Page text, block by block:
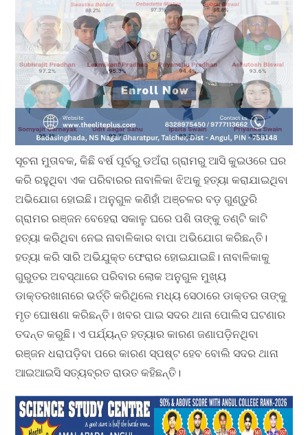
ସୂଚନା ମୁତାବକ, କିଛି ବର୍ଷ ପୂର୍ବରୁ ଡଅଁରା ଗ୍ରାମରୁ ଆସି କୁଇଓରେ ଘର
କରି ରହୁଥିବା ଏକ ପରିବାରର ନାବାଳିକା ଝିଅକୁ ହତ୍ୟା କରାଯାଇଥିବା
ଅଭିଯୋଗ ହୋଇଛି। ଅନୁଗୁଳ କଣିହାଁ ଅଞ୍ଚଳର ବଡ଼ ଗୁଣ୍ଡୁରି
ଗ୍ରାମର ରଞ୍ଜନ ବେହେରା ସକାଳୁ ଘରେ ପଶି ତାଙ୍କୁ ତଣ୍ଟି କାଟି
ହତ୍ୟା କରିଥିବା ନେଇ ନାବାଳିକାର ବାପା ଅଭିଯୋଗ କରିଛନ୍ତି।
ହତ୍ୟା କରି ସାରି ଅଭିଯୁକ୍ତ ଫେରାର ହୋଇଯାଇଛି। ନାବାଳିକାକୁ
ଗୁରୁତର ଅବସ୍ଥାରେ ପରିବାର ଲୋକ ଅନୁଗୁଳ ମୁଖ୍ୟ
ଡାକ୍ତରଖାନାରେ ଭର୍ତ୍ତି କରିଥିଲେ ମଧ୍ୟ ସେଠାରେ ଡାକ୍ତର ତାଙ୍କୁ
ମୃତ ଘୋଷଣା କରିଛନ୍ତି। ଖବର ପାଇ ସଦର ଥାନା ପୋଲିସ ଘଟଣାର
ତଦନ୍ତ କରୁଛି। ଏ ପର୍ଯ୍ୟନ୍ତ ହତ୍ୟାର କାରଣ ଜଣାପଡ଼ିନଥିବା
ରଞ୍ଜନ ଧରାପଡ଼ିବା ପରେ କାରଣ ସ୍ପଷ୍ଟ ହେବ ବୋଲି ସଦର ଥାନା
ଆଇଆଇସି ସତ୍ୟବ୍ରତ ରାଉତ କହିଛନ୍ତି।